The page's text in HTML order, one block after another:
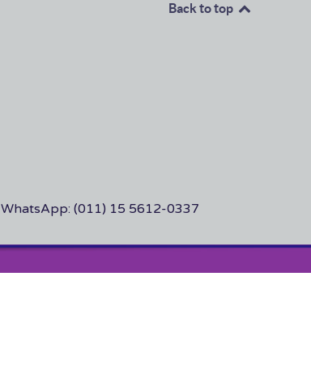
Back to top
WhatsApp: (011) 15 5612-0337